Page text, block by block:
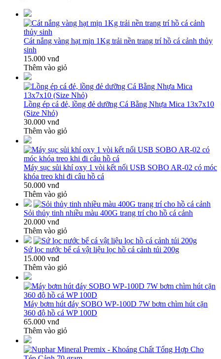
Cát nắng vàng hạt mịn 1Kg trải nền trang trí hồ cá cảnh thủy
sinh
15.000 vnđ
Thêm vào giỏ
Lồng ép cá đẻ, lồng đẻ dưỡng Cá Bằng Nhựa Mica 13x7x10
(Size Nhỏ)
30.000 vnđ
Thêm vào giỏ
Máy sục sủi khí oxy 1 vòi kết nối USB SOBO AR-02 có móc
khóa treo khi đi câu hồ cá
50.000 vnđ
Thêm vào giỏ
Sỏi thủy tinh nhiều màu 400G trang trí cho hồ cá cảnh
20.000 vnđ
Thêm vào giỏ
Sứ lọc nước bể cá vật liệu lọc hồ cá cảnh túi 200g
15.000 vnđ
Thêm vào giỏ
Máy bơm hút đáy SOBO WP-100D 7W bơm chìm hút cặn
360 độ hồ cá WP 100D
65.000 vnđ
Thêm vào giỏ